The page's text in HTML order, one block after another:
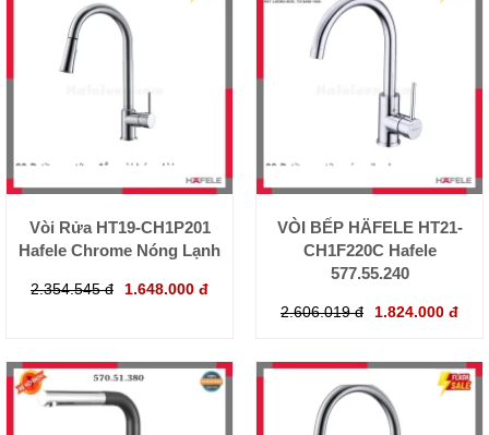
Vòi Rửa HT19-CH1P201
Hafele Chrome Nóng Lạnh
2.354.545 đ 1.648.000 đ
VÒI BẾP HÄFELE HT21-
CH1F220C Hafele
577.55.240
2.606.019 đ 1.824.000 đ